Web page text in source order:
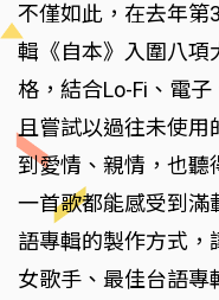
不僅如此，在去年第
輯《自本》入圍八項
格，結合Lo-Fi、電
且嘗試以過往未使用
到愛情、親情，也聽
一首歌都能感受到滿
語專輯的製作方式，
女歌手、最佳台語專